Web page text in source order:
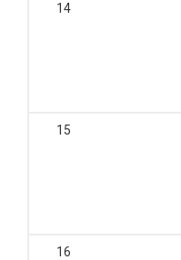
14
15
16